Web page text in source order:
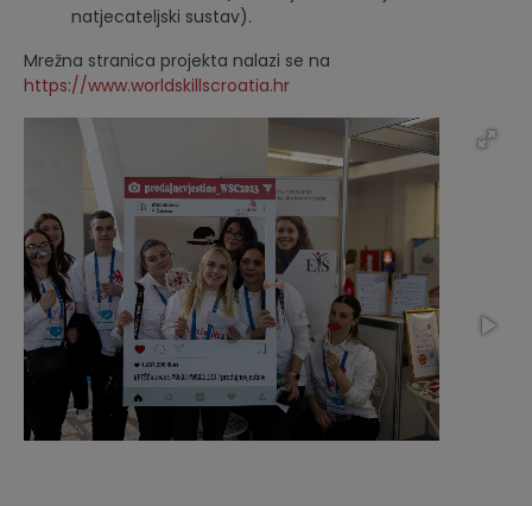
natjecateljski sustav).
Mrežna stranica projekta nalazi se na
https://www.worldskillscroatia.hr